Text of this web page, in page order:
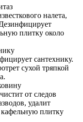
налета,
плитку около
сантехнику.
сухой тряпкой
от следов
удалит
плитку